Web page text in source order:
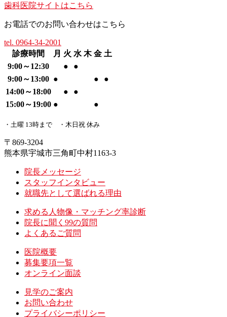
歯科医院サイトはこちら
お電話でのお問い合わせはこちら
tel. 0964-34-2001
診療時間
月 火 水 木 金 土
9:00～12:30
●
●
9:00～13:00 ● ●
●
14:00～18:00
●
●
15:00～19:00 ● ●
・土曜 13時まで ・木日祝 休み
〒869-3204
熊本県宇城市三角町中村1163-3
院長メッセージ
スタッフインタビュー
就職先として選ばれる理由
求める人物像・マッチング率診断
院長に聞く99の質問
よくあるご質問
医院概要
募集要項一覧
オンライン面談
見学のご案内
お問い合わせ
プライバシーポリシー